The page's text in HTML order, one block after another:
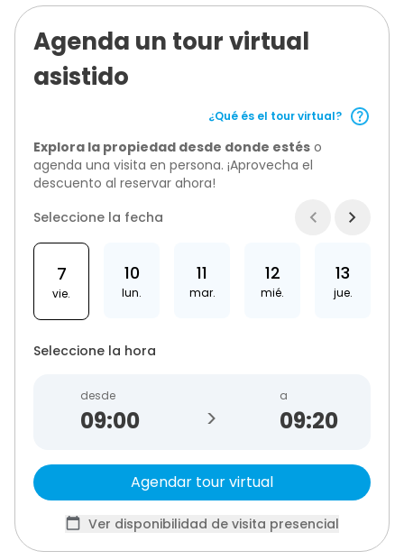
Agenda un tour virtual
asistido
¿Qué és el tour virtual?
Explora la propiedad desde donde estés o
agenda una visita en persona. ¡Aprovecha el
descuento al reservar ahora!
Seleccione la fecha
7
vie.
10
lun.
11
mar.
12
mié.
13
jue.
Seleccione la hora
desde
>
a
09:20
Agendar tour virtual
Ver disponibilidad de visita presencial